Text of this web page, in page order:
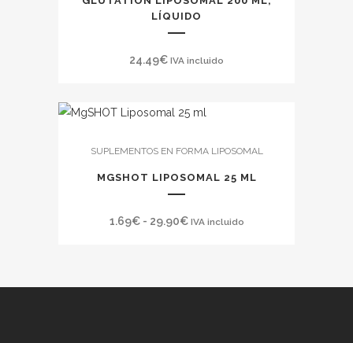
LÍQUIDO
24.49€ IVA incluido
productoSUPLEMENTOS EN FORMA LIPOSOMAL
MGSHOT LIPOSOMAL 25 ML
1.69€ - 29.90€Rango
IVA incluido